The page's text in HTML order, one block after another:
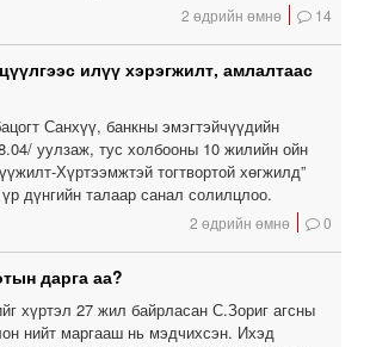
2 өдрийн өмнө 14
илүү хэрэгжилт, амлалтаас
Санхүү, банкны эмэгтэйчүүдийн
уулзаж, тус холбооны 10 жилийн ойн
Хүртээмжтэй тогтвортой хөгжилд”
дүнгийн талаар санал солилцлоо.
2 өдрийн өмнө 0
дарга аа?
хүртэл 27 жил байрласан С.Зориг агсны
нийт маргааш нь мэдчихсэн. Ихэд